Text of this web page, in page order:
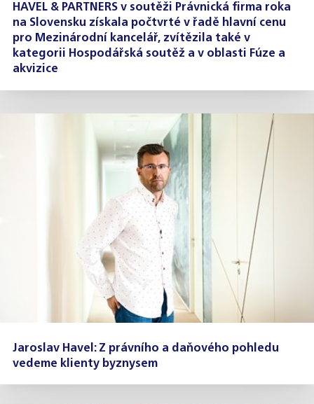
HAVEL & PARTNERS v soutěži Právnická firma roka
na Slovensku získala počtvrté v řadě hlavní cenu
pro Mezinárodní kancelář, zvítězila také v
kategorii Hospodářská soutěž a v oblasti Fúze a
akvizice
Jaroslav Havel: Z právního a daňového pohledu
vedeme klienty byznysem